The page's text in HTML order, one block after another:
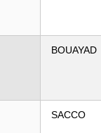
BOUAYAD
SACCO